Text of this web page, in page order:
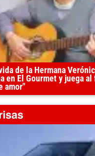
de la Hermana
en El Gourmet y juega
amor"